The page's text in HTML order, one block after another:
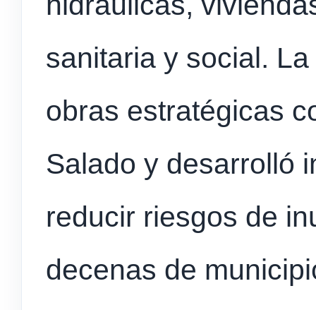
sanitaria y social.
obras estratégicas
Salado y desarrolló
reducir riesgos de
decenas de